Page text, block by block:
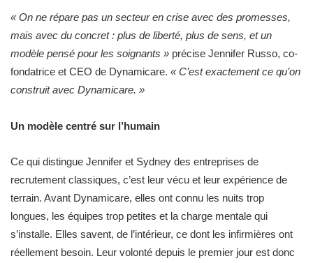
« On ne répare pas un secteur en crise avec des promesses,
mais avec du concret : plus de liberté, plus de sens, et un
modèle pensé pour les soignants » précise Jennifer Russo, co-
fondatrice et CEO de Dynamicare. « C’est exactement ce qu’on
construit avec Dynamicare. »
Un modèle centré sur l’humain
Ce qui distingue Jennifer et Sydney des entreprises de
recrutement classiques, c’est leur vécu et leur expérience de
terrain. Avant Dynamicare, elles ont connu les nuits trop
longues, les équipes trop petites et la charge mentale qui
s’installe. Elles savent, de l’intérieur, ce dont les infirmières ont
réellement besoin. Leur volonté depuis le premier jour est donc